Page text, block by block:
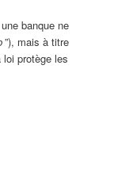
banque ne
”), mais à titre
protège les